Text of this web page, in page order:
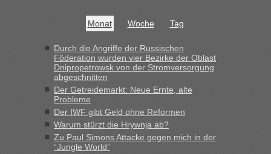
Monat Woche Tag
Durch die Angriffe der Russischen
Föderation wurden vier Bezirke der Oblast
Dnipropetrowsk von der Stromversorgung
abgeschnitten
Der Getreidemarkt: Neue Ernte, alte
Probleme
Der IWF gibt Geld ohne Reformen
Warum stürzt die Hrywnja ab?
Zu Paul Simons Attacke gegen mich in der
“Jungle World”